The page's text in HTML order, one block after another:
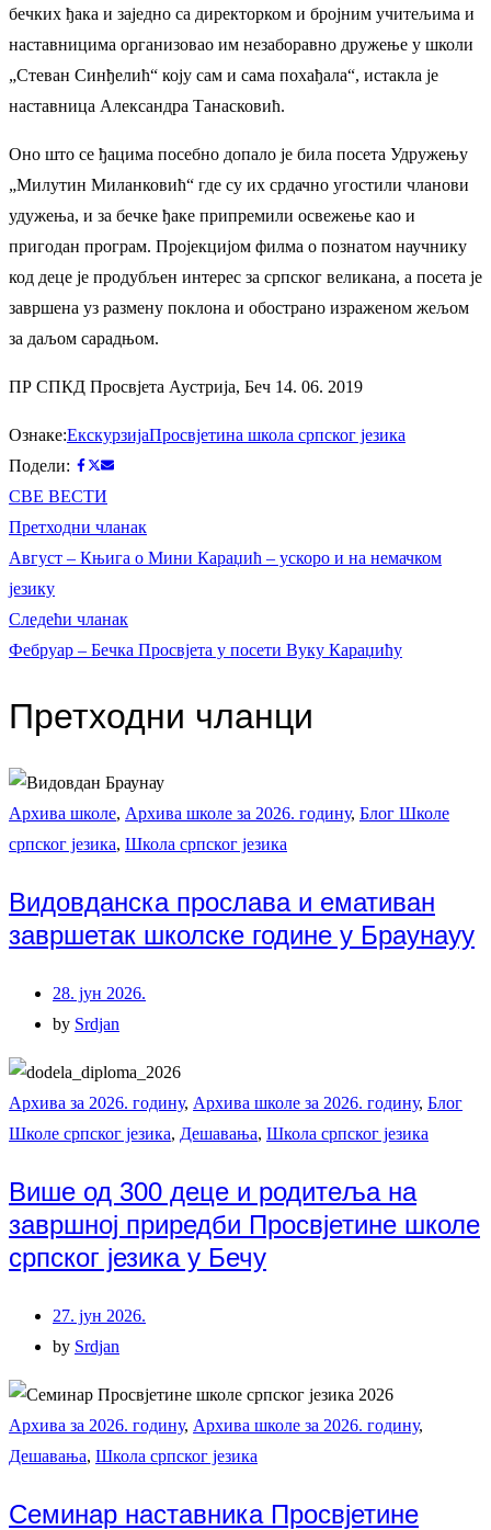
бечких ђака и заједно са директорком и бројним учитељима и
наставницима организовао им незаборавно дружење у школи
„Стеван Синђелић“ коју сам и сама похађала“, истакла је
наставница Александра Танасковић.
Оно што се ђацима посебно допало је била посета Удружењу
„Милутин Миланковић“ где су их срдачно угостили чланови
удужења, и за бечке ђаке припремили освежење као и
пригодан програм. Пројекцијом филма о познатом научнику
код деце је продубљен интерес за српског великана, а посета је
завршена уз размену поклона и обострано израженом жељом
за даљом сарадњом.
ПР СПКД Просвјета Аустрија, Беч 14. 06. 2019
Ознаке:ЕкскурзијаПросвјетина школа српског језика
Подели:
СВЕ ВЕСТИ
Кретање
чланка
Претходни чланакПретходни
чланак:
Август – Књига о Мини Караџић – ускоро и на немачком
језику
Следећи чланакСледећи
чланак:
Фебруар – Бечка Просвјета у посети Вуку Караџићу
Претходни чланци
Архива школе, Архива школе за 2026. годину, Блог Школе
српског језика, Школа српског језика
Видовданска прослава и емативан
завршетак школске године у Браунауу
28. јун 2026.
by Srdjan
Архива за 2026. годину, Архива школе за 2026. годину, Блог
Школе српског језика, Дешавања, Школа српског језика
Више од 300 деце и родитеља на
завршној приредби Просвјетине школе
српског језика у Бечу
27. јун 2026.
by Srdjan
Архива за 2026. годину, Архива школе за 2026. годину,
Дешавања, Школа српског језика
Семинар наставника Просвјетине